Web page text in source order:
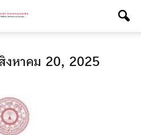
งหาคม 20, 2025